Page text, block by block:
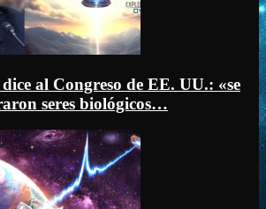
al Congreso de EE. UU.: «se
seres biológicos…